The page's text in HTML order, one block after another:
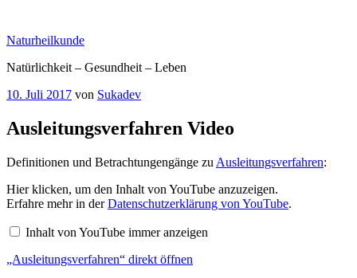
springen
Naturheilkunde
Natürlichkeit – Gesundheit – Leben
Veröffentlicht
10. Juli 2017 von Sukadev
Ausleitungsverfahren Video
Definitionen und Betrachtungengänge zu Ausleitungsverfahren:
„Ausleitungsverfahren“
von
YouTube
Hier klicken, um den Inhalt von YouTube anzuzeigen.
Erfahre mehr in derDatenschutzerklärung von YouTube.
Inhalt von YouTube immer anzeigen
„Ausleitungsverfahren“ direkt öffnen